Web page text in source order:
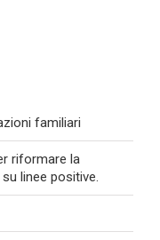
familiari
riformare la
linee positive.